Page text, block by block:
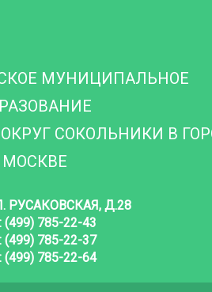
МУНИЦИПАЛЬНОЕ
СОКОЛЬНИКИ В
МОСКВЕ
РУСАКОВСКАЯ, Д.28
(499) 785-22-43
(499) 785-22-37
(499) 785-22-64